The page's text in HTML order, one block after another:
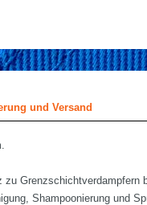
und Versand
Grenzschichtverdampfern
Shampoonierung und